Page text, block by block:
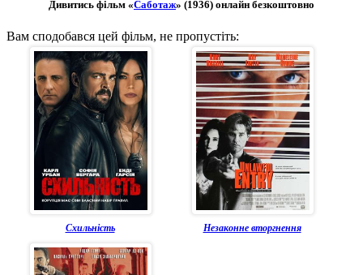
Дивитись фільм «Саботаж» (1936) онлайн безкоштовно
Вам сподобався цей фільм, не пропустіть:
Схильність Незаконне вторгнення